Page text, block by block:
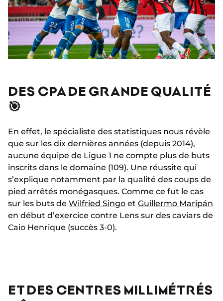
DES CPA DE GRANDE QUALITÉ
🎯
En effet, le spécialiste des statistiques nous révèle
que sur les dix dernières années (depuis 2014),
aucune équipe de Ligue 1 ne compte plus de buts
inscrits dans le domaine (109). Une réussite qui
s’explique notamment par la qualité des coups de
pied arrêtés monégasques. Comme ce fut le cas
sur les buts de Wilfried Singo et Guillermo Maripán
en début d’exercice contre Lens sur des caviars de
Caio Henrique (succès 3-0).
ET DES CENTRES MILLIMÉTRÉS